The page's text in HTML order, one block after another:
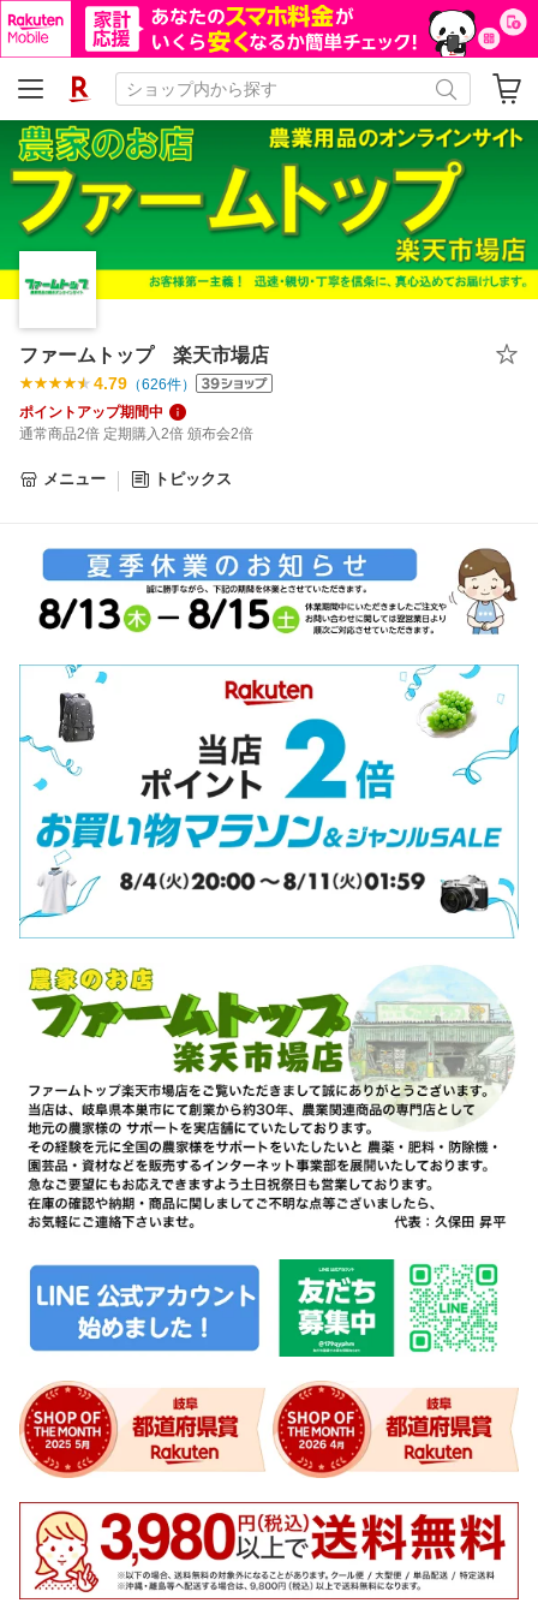
ファームトップ 楽天市場店
4.79 （626件）
ポイントアップ期間中
通常商品2倍 定期購入2倍 頒布会2倍
メニュー トピックス